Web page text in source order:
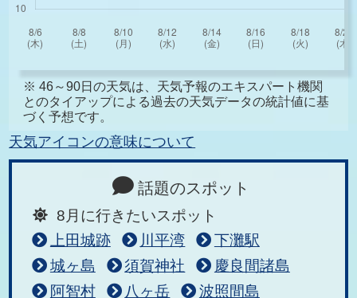
※ 46～90日の天気は、天気予報のエキスパート機関
とのタイアップによる過去の天気データの統計値に基
づく予想です。
天気アイコンの意味について
話題のスポット
8月に行きたいスポット
上田城跡
川平湾
下灘駅
城ヶ島
須賀神社
慶良間諸島
阿智村
八ヶ岳
波照間島